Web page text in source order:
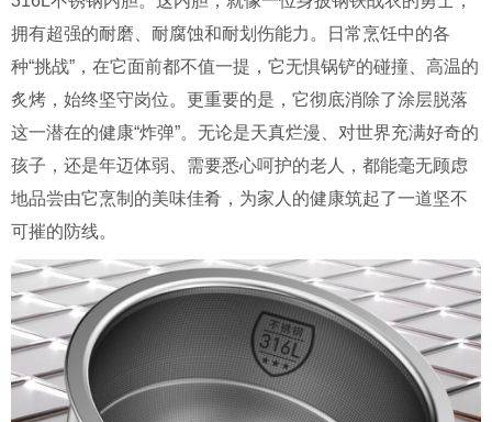
拥有超强的耐磨、耐腐蚀和耐划伤能力。日常烹饪中的各
种“挑战”，在它面前都不值一提，它无惧锅铲的碰撞、高温的
炙烤，始终坚守岗位。更重要的是，它彻底消除了涂层脱落
这一潜在的健康“炸弹”。无论是天真烂漫、对世界充满好奇的
孩子，还是年迈体弱、需要悉心呵护的老人，都能毫无顾虑
地品尝由它烹制的美味佳肴，为家人的健康筑起了一道坚不
可摧的防线。